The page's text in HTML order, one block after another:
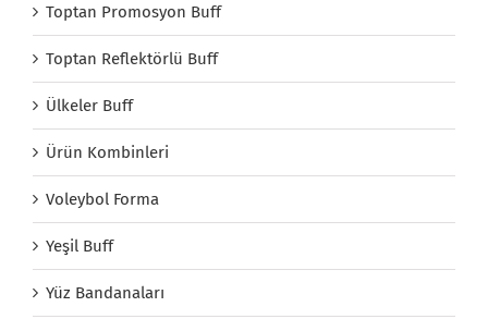
Toptan Promosyon Buff
Toptan Reflektörlü Buff
Ülkeler Buff
Ürün Kombinleri
Voleybol Forma
Yeşil Buff
Yüz Bandanaları